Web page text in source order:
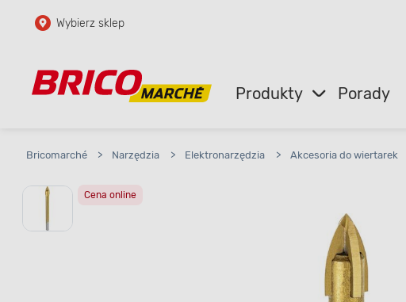
Przejdź do głównej zawartości
Przejdź do wyszukiwarki
Wybierz sklep
Produkty Porady
Bricomarché > Narzędzia > Elektronarzędzia > Akcesoria do wiertarek
Cena online